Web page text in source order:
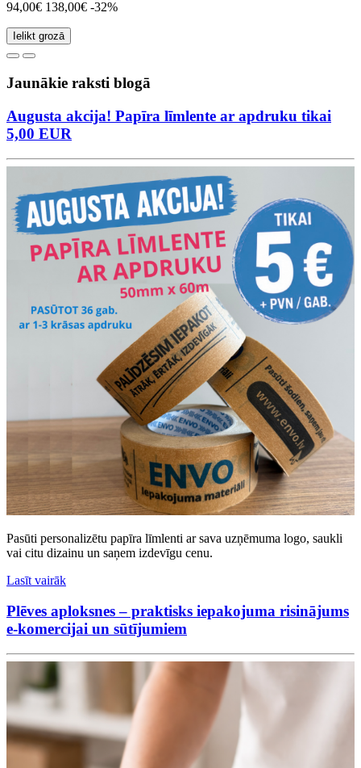
94,00€ 138,00€ -32%
Ielikt grozā
Jaunākie raksti blogā
Augusta akcija! Papīra līmlente ar apdruku tikai
5,00 EUR
Pasūti personalizētu papīra līmlenti ar sava uzņēmuma logo, saukli
vai citu dizainu un saņem izdevīgu cenu.
Lasīt vairāk
Plēves aploksnes – praktisks iepakojuma risinājums
e-komercijai un sūtījumiem